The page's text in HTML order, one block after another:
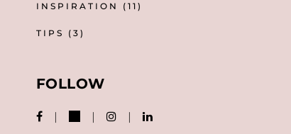
INSPIRATION (11)
TIPS (3)
FOLLOW